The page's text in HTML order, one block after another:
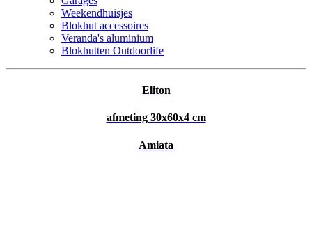
Weekendhuisjes
Blokhut accessoires
Veranda's aluminium
Blokhutten Outdoorlife
Eliton
afmeting 30x60x4 cm
Amiata